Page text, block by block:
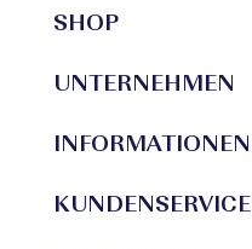
SHOP
UNTERNEHMEN
INFORMATIONEN
KUNDENSERVICE